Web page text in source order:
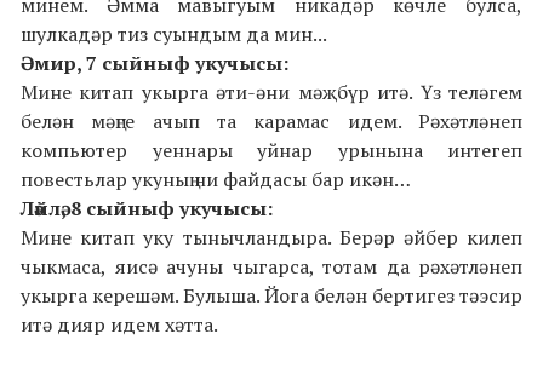
шулкадәр тиз суындым да мин...
Әмир, 7 сыйныфукучысы:
Мине китап укырга әти-әни мәҗбүр итә. Үз теләгем
белән мәңге ачып та карамас идем. Рәхәтләнеп
компьютер уеннары уйнар урынына интегеп
повестьлар укуның ни файдасы бар икән…
Ләйлә, 8 сыйныфукучысы:
Мине китап уку тынычландыра. Берәр әйбер килеп
чыкмаса, яисә ачуны чыгарса, тотам да рәхәтләнеп
укырга керешәм. Булыша. Йога белән бертигез тәэсир
итә дияр идем хәтта.